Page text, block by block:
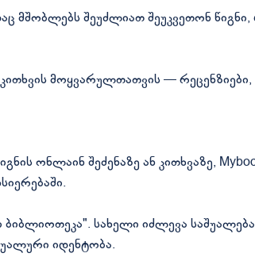
მშობლებს შეუძლიათ შეუკვეთონ
მოყვარულთათვის — რეცენზიები,
ონლაინ შეძენაზე ან კითხვაზე,
სახელი იძლევა
იდენტობა.